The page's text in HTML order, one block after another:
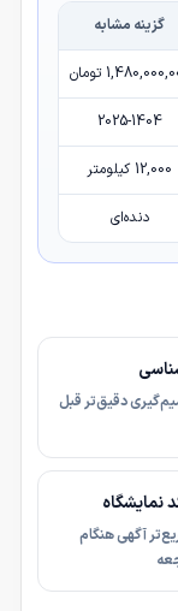
گزینه مشابه
تومان
2025-1404
12,000 کیلومتر
دنده‌ای
دقیق‌تر قبل
نمایشگاه
آگهی هنگام